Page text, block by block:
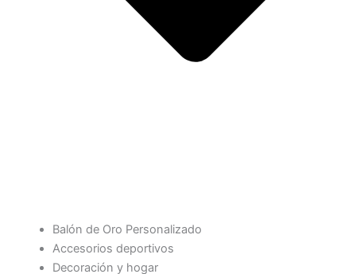
Balón de Oro Personalizado
Accesorios deportivos
Decoración y hogar